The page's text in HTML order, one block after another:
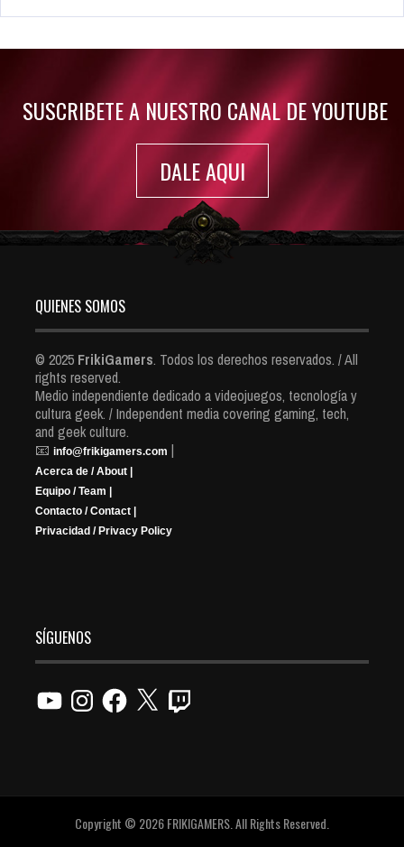
Rumor: Se filtran los primeros detalles de Resident Evil 9
SUSCRIBETE A NUESTRO CANAL DE YOUTUBE
DALE AQUI
QUIENES SOMOS
© 2025 FrikiGamers. Todos los derechos reservados. / All
rights reserved.
Medio independiente dedicado a videojuegos, tecnología y
cultura geek. / Independent media covering gaming, tech,
and geek culture.
📧 info@frikigamers.com |
Acerca de / About |
Equipo / Team |
Contacto / Contact |
Privacidad / Privacy Policy
SÍGUENOS
YouTubeInstagramFacebook
X Twitch
Copyright © 2026 FRIKIGAMERS. All Rights Reserved.